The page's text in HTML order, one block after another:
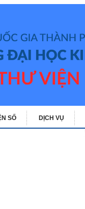
SỐ DỊCH VỤ